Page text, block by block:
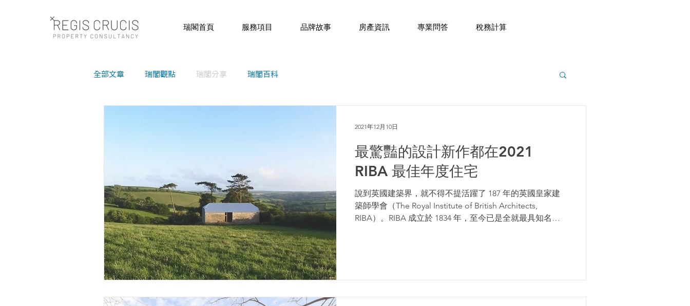
瑞閣首頁 服務項目 品牌故事 房產資訊 專業問答 稅務計算
全部文章 瑞閣觀點 瑞閣分享 瑞閣百科
最驚豔的設計新作都在2021
RIBA 最佳年度住宅
說到英國建築界，就不得不提活躍了 187 年的英國皇家建
築師學會（The Royal Institute of British Architects,
RIBA）。RIBA 成立於 1834 年，至今已是全就最具知名度
2021年12月10日